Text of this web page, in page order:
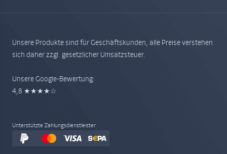
Unsere Produkte sind für Geschäftskunden, alle Preise verstehen
sich daher zzgl. gesetzlicher Umsatzsteuer.
Unsere Google-Bewertung:
4,8 ★★★★☆
Unterstützte Zahlungsdienstleister